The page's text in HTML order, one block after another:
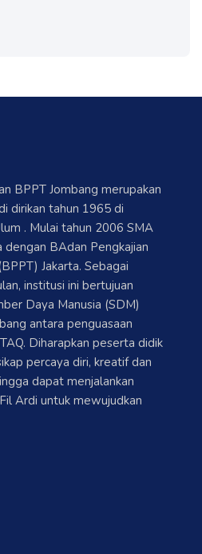
BPPT Jombang merupakan
dirikan tahun 1965 di
. Mulai tahun 2006 SMA
BAdan Pengkajian
Jakarta. Sebagai
institusi ini bertujuan
Daya Manusia (SDM)
antara penguasaan
Diharapkan peserta didik
percaya diri, kreatif dan
dapat menjalankan
Ardi untuk mewujudkan